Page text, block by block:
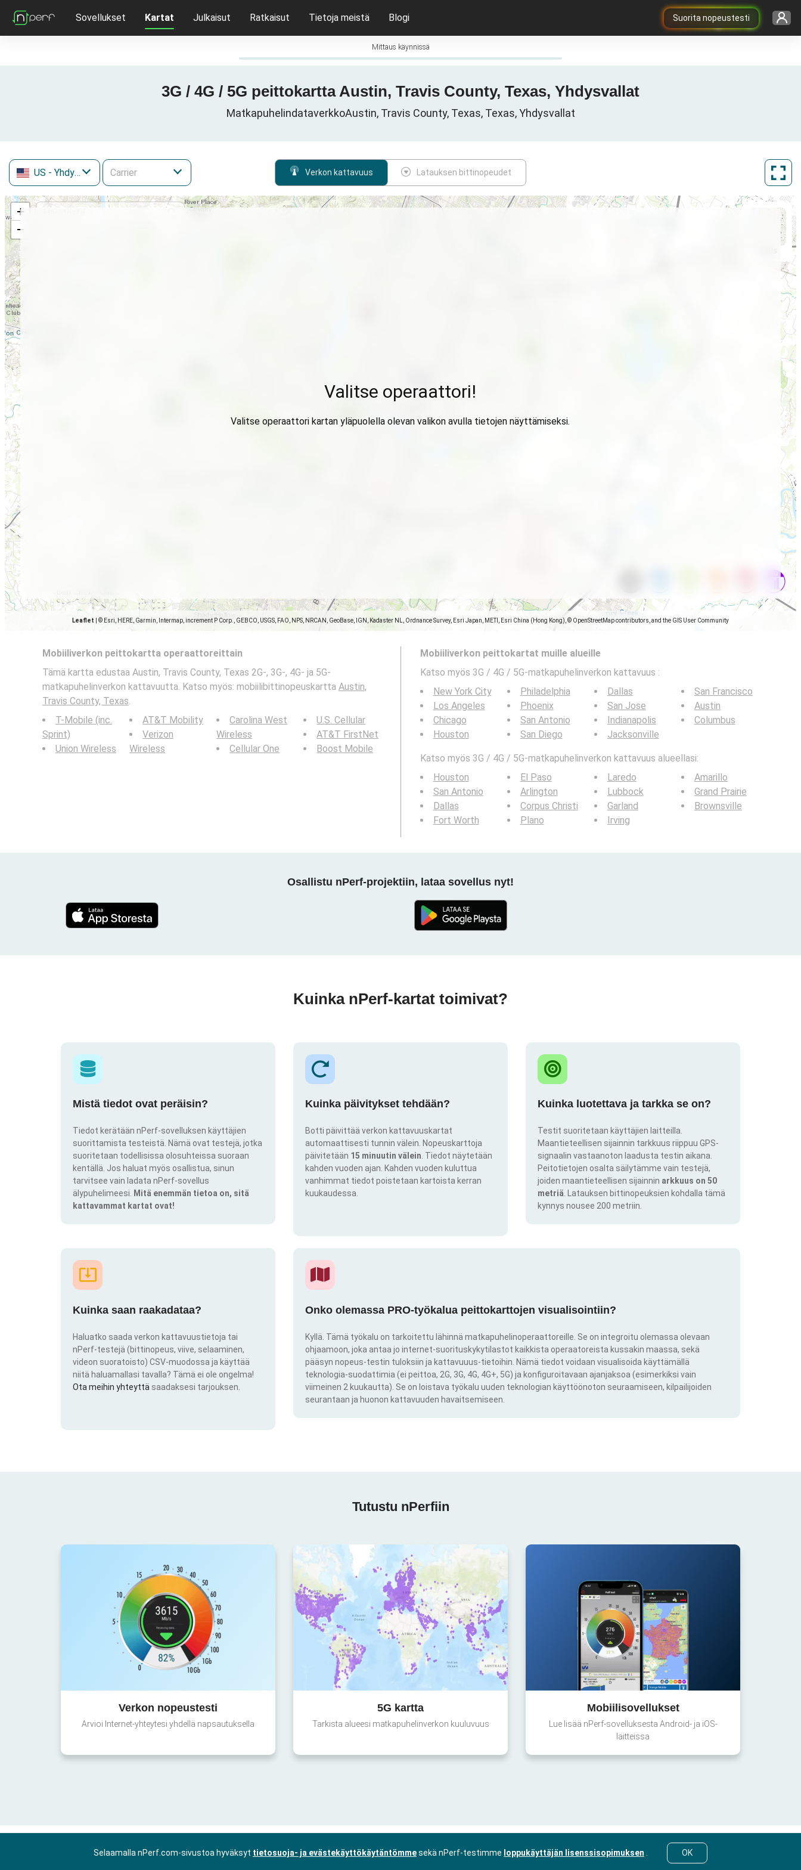
Suorita nopeustesti
Sovellukset Kartat Julkaisut Ratkaisut Tietoja meistä Blogi
Mittaus käynnissä
3G / 4G / 5G peittokartta Austin, Travis County, Texas, Yhdysvallat
MatkapuhelindataverkkoAustin, Travis County, Texas, Texas, Yhdysvallat
US - Yhdysvallat Verkon kattavuus Latauksen bittinopeudet
+
−
Leaflet © Esri, HERE, Garmin, Intermap, increment P Corp., GEBCO, USGS, FAO, NPS, NRCAN, GeoBase, IGN, Kadaster NL, Ordnance Survey, Esri Japan, METI, Esri China (Hong Kong), © OpenStreetMap contributors, and the GIS User Community
Valitse operaattori!
Valitse operaattori kartan yläpuolella olevan valikon avulla tietojen näyttämiseksi.
Mobiiliverkon peittokartta operaattoreittain
Tämä kartta edustaa Austin, Travis County, Texas 2G-, 3G-, 4G- ja 5G-
matkapuhelinverkon kattavuutta. Katso myös: mobiilibittinopeuskartta Austin,
Travis County, Texas.
T-Mobile (inc.
Sprint)
Union Wireless
AT&T Mobility
Verizon
Wireless
Carolina West
Wireless
Cellular One
U.S. Cellular
AT&T FirstNet
Boost Mobile
Mobiiliverkon peittokartat muille alueille
Katso myös 3G / 4G / 5G-matkapuhelinverkon kattavuus :
New York City
Los Angeles
Chicago
Houston
Philadelphia
Phoenix
San Antonio
San Diego
Dallas
San Jose
Indianapolis
Jacksonville
San Francisco
Austin
Columbus
Katso myös 3G / 4G / 5G-matkapuhelinverkon kattavuus alueellasi:
Houston
San Antonio
Dallas
Fort Worth
El Paso
Arlington
Corpus Christi
Plano
Laredo
Lubbock
Garland
Irving
Amarillo
Grand Prairie
Brownsville
Osallistu nPerf-projektiin, lataa sovellus nyt!
Kuinka nPerf-kartat toimivat?
Mistä tiedot ovat peräisin?
Tiedot kerätään nPerf-sovelluksen käyttäjien
suorittamista testeistä. Nämä ovat testejä, jotka
suoritetaan todellisissa olosuhteissa suoraan
kentällä. Jos haluat myös osallistua, sinun
tarvitsee vain ladata nPerf-sovellus
älypuhelimeesi.
Mitä enemmän tietoa on, sitä
kattavammat kartat ovat!
Kuinka päivitykset tehdään?
Botti päivittää verkon kattavuuskartat
automaattisesti tunnin välein. Nopeuskarttoja
päivitetään 15 minuutin välein . Tiedot näytetään
kahden vuoden ajan. Kahden vuoden kuluttua
vanhimmat tiedot poistetaan kartoista kerran
kuukaudessa.
Kuinka luotettava ja tarkka se on?
Testit suoritetaan käyttäjien laitteilla.
Maantieteellisen sijainnin tarkkuus riippuu GPS-
signaalin vastaanoton laadusta testin aikana.
Peitotietojen osalta säilytämme vain testejä,
joiden maantieteellisen sijainnin arkkuus on 50
metriä . Latauksen bittinopeuksien kohdalla tämä
kynnys nousee 200 metriin.
Kuinka saan raakadataa?
Haluatko saada verkon kattavuustietoja tai
nPerf-testejä (bittinopeus, viive, selaaminen,
videon suoratoisto) CSV-muodossa ja käyttää
niitä haluamallasi tavalla? Tämä ei ole ongelma!
Ota meihin yhteyttä saadaksesi tarjouksen.
Onko olemassa PRO-työkalua peittokarttojen visualisointiin?
Kyllä. Tämä työkalu on tarkoitettu lähinnä matkapuhelinoperaattoreille. Se on integroitu olemassa olevaan
ohjaamoon, joka antaa jo internet-suorituskykytilastot kaikkista operaatoreista kussakin maassa, sekä
pääsyn nopeus-testin tuloksiin ja kattavuuus-tietoihin. Nämä tiedot voidaan visualisoida käyttämällä
teknologia-suodattimia (ei peittoa, 2G, 3G, 4G, 4G+, 5G) ja konfiguroitavaan ajanjaksoa (esimerkiksi vain
viimeinen 2 kuukautta). Se on loistava työkalu uuden teknologian käyttöönoton seuraamiseen, kilpailijoiden
seurantaan ja huonon kattavuuden havaitsemiseen.
Tutustu nPerfiin
Verkon nopeustesti
Arvioi Internet-yhteytesi yhdellä napsautuksella
5G kartta
Tarkista alueesi matkapuhelinverkon kuuluvuus
Mobiilisovellukset
Lue lisää nPerf-sovelluksesta Android- ja iOS-
laitteissa
Selaamalla nPerf.com-sivustoa hyväksyt tietosuoja- ja evästekäyttökäytäntömmesekä nPerf-testimme loppukäyttäjän lisenssisopimuksen OK